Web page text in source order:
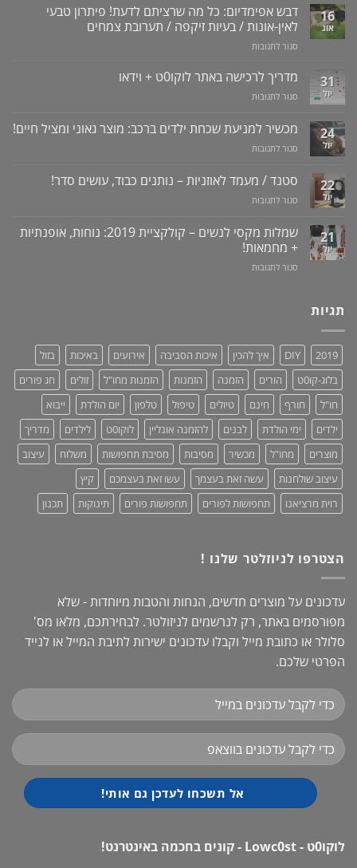
לשטיפה
דנטלית:
ניקוי
שיניים,
וחלל
–
עששת,
16
אוג
דבש אפימדיום: כל מה שרציתם לדעת! פיתרון טבעי
לאין-אונות / בעיות זיקפה / תערובת צמחים
סגור לתגובות
אפימדיום:
מה
לדעת!
טבעי
/
תערובת
צמחים
31
יול
מדריך לרכישה באתר לוקו0ט + וידאו
סגור לתגובות
לרכישה
באתר
וידאו
24
יול
מכשיר למניעת שכחת ילדים ברכב: מוצר גאוני ומציל חיים!
סגור לתגובות
למניעת
שכחת
ילדים
מוצר
גאוני
ומציל
חיים!
22
יול
סטנד / מעמד לאוזניות – נותנים כבוד, עושים סדר!
סגור לתגובות
/
מעמד
לאוזניות
–
21
יול
שמלות מקסי לנשים – קולקציית 2019: נוחות, אופנתיות
+ מחמאות!
סגור לתגובות
2019:
נוחות,
אופנתיות
+
מחמאות!
תגיות
2019
DIY איך להכין איכות הסביבה אירועים באיכות
בזול
בלוג-קו0ט
הורים הזמנה הזמנות הזמנות מחו"ל זולים
חג פורים
חו"ל
חורף חינם טיולים טיפול טלפון יום הולדת
ייבוא
ילדים
ימי הולדת לבנים להזמנה אונליין לוקו0ט לילדים
מדריך
מוצרים
מחו"ל מכשיר מסיבות מסיבת תחפושות משלוח
עיצוב
עיצוב שולחנות
עשה זאת בעצמך עשו זאת בעצמכם
קיץ
רוית מרציאנו
תחפושות לפורים תחפושות פורים תינוקות תכנון
הצטרפו לניוזלטר שלנו !
עדכונים על מוצרים חדשים, הנחות והטבות מיוחדות - שלא
מפורסמים באתר, רק לנרשמים לניזולטר. לבחירתכם, מלאו מס'
סלולר או כתובת מייל וקבלו עדכונים ישירות לתיבת המייל או לנייד
הפרטי שלכם.
לוקו0ט - Lowc0st - קונים בחכמה באינטרנט!